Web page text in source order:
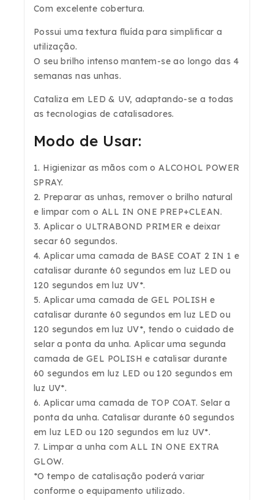
Com excelente cobertura.
Possui uma textura fluída para simplificar a
utilização.
O seu brilho intenso mantem-se ao longo das 4
semanas nas unhas.
Cataliza em LED & UV, adaptando-se a todas
as tecnologias de catalisadores.
Modo de Usar:
1. Higienizar as mãos com o ALCOHOL POWER
SPRAY.
2. Preparar as unhas, remover o brilho natural
e limpar com o ALL IN ONE PREP+CLEAN.
3. Aplicar o ULTRABOND PRIMER e deixar
secar 60 segundos.
4. Aplicar uma camada de BASE COAT 2 IN 1 e
catalisar durante 60 segundos em luz LED ou
120 segundos em luz UV*.
5. Aplicar uma camada de GEL POLISH e
catalisar durante 60 segundos em luz LED ou
120 segundos em luz UV*, tendo o cuidado de
selar a ponta da unha. Aplicar uma segunda
camada de GEL POLISH e catalisar durante
60 segundos em luz LED ou 120 segundos em
luz UV*.
6. Aplicar uma camada de TOP COAT. Selar a
ponta da unha. Catalisar durante 60 segundos
em luz LED ou 120 segundos em luz UV*.
7. Limpar a unha com ALL IN ONE EXTRA
GLOW.
*O tempo de catalisação poderá variar
conforme o equipamento utilizado.